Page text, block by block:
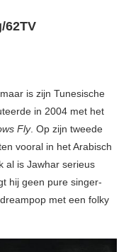
62TV
is zijn Tunesische
in 2004 met het
Fly. Op zijn tweede
vooral in het Arabisch
al is Jawhar serieus
hij geen pure singer-
met een folky